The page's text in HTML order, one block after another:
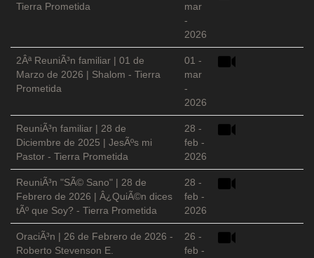
Tierra Prometida
mar
-
2026
2Âª ReuniÃ³n familiar | 01 de
Marzo de 2026 | Shalom - Tierra
Prometida
01 -
mar
-
2026
ReuniÃ³n familiar | 28 de
Diciembre de 2025 | JesÃºs mi
Pastor - Tierra Prometida
28 -
feb -
2026
ReuniÃ³n "SÃ© Sano" | 28 de
Febrero de 2026 | Â¿QuiÃ©n dices
tÃº que Soy? - Tierra Prometida
28 -
feb -
2026
OraciÃ³n | 26 de Febrero de 2026 -
Roberto Stevenson E.
26 -
feb -